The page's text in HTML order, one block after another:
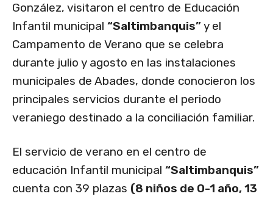
González, visitaron el centro de Educación
Infantil municipal “Saltimbanquis”y el
Campamento de Verano que se celebra
durante julio y agosto en las instalaciones
municipales de Abades, donde conocieron los
principales servicios durante el periodo
veraniego destinado a la conciliación familiar.
El servicio de verano en el centro de
educación Infantil municipal “Saltimbanquis”
cuenta con 39 plazas (8 niños de 0-1 año, 13